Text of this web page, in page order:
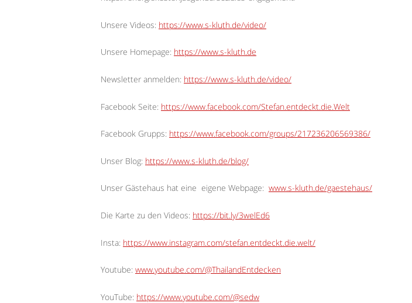
Unsere Videos: https://www.s-kluth.de/video/
Unsere Homepage: https://www.s-kluth.de
Newsletter anmelden: https://www.s-kluth.de/video/
Facebook Seite: https://www.facebook.com/Stefan.entdeckt.die.Welt
Facebook Grupps: https://www.facebook.com/groups/217236206569386/
Unser Blog: https://www.s-kluth.de/blog/
Unser Gästehaus hat eine eigene Webpage: www.s-kluth.de/gaestehaus/
Die Karte zu den Videos: https://bit.ly/3welEd6
Insta: https://www.instagram.com/stefan.entdeckt.die.welt/
Youtube: www.youtube.com/@ThailandEntdecken
YouTube: https://www.youtube.com/@sedw